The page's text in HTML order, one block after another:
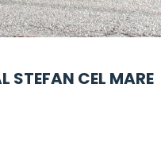
STEFAN CEL MARE